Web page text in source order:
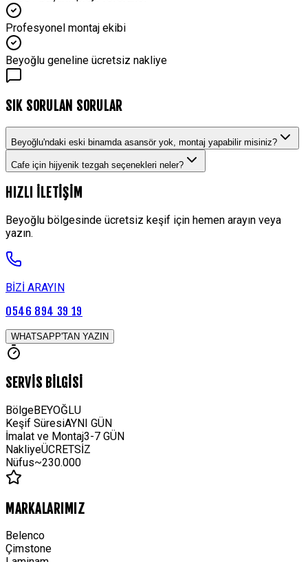
Profesyonel montaj ekibi
Beyoğlu geneline ücretsiz nakliye
SIK SORULAN SORULAR
Beyoğlu'ndaki eski binamda asansör yok, montaj yapabilir misiniz?
Cafe için hijyenik tezgah seçenekleri neler?
HIZLI İLETİŞİM
Beyoğlu bölgesinde ücretsiz keşif için hemen arayın veya
yazın.
BİZİ ARAYIN
0546 894 39 19
WHATSAPP'TAN YAZIN
SERVİS BİLGİSİ
BölgeBEYOĞLU
Keşif SüresiAYNI GÜN
İmalat ve Montaj3-7 GÜN
NakliyeÜCRETSİZ
Nüfus~230.000
MARKALARIMIZ
Belenco
Çimstone